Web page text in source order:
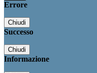
Errore
Chiudi
Successo
Chiudi
Informazione